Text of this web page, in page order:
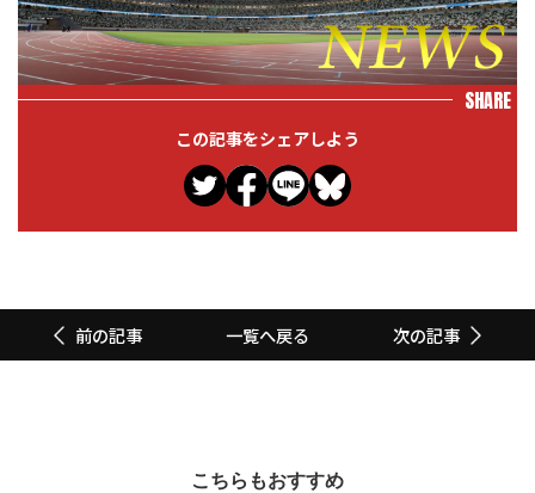
SHARE
この記事をシェアしよう
前の記事 一覧へ戻る 次の記事
こちらもおすすめ